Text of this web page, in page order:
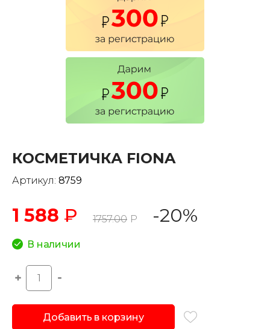
КОСМЕТИЧКА FIONA
Артикул: 8759
1 588 ₽ 1757.00 Р -20%
В наличии
Добавить в корзину